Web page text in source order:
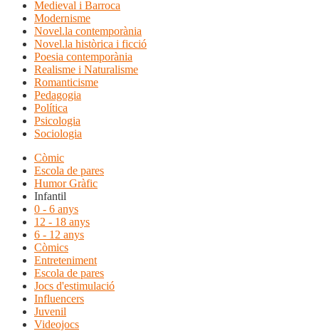
Medieval i Barroca
Modernisme
Novel.la contemporània
Novel.la històrica i ficció
Poesia contemporània
Realisme i Naturalisme
Romanticisme
Pedagogia
Política
Psicologia
Sociologia
Còmic
Escola de pares
Humor Gràfic
Infantil
0 - 6 anys
12 - 18 anys
6 - 12 anys
Còmics
Entreteniment
Escola de pares
Jocs d'estimulació
Influencers
Juvenil
Videojocs